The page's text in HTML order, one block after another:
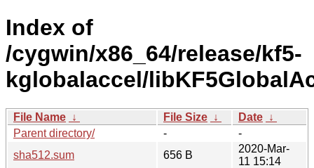
Index of
/cygwin/x86_64/release/kf5-
kglobalaccel/
File Name ↓ File Size ↓ Date ↓
Parent directory/
-
-
sha512.sum
656 B
2020-Mar-
11 15:14